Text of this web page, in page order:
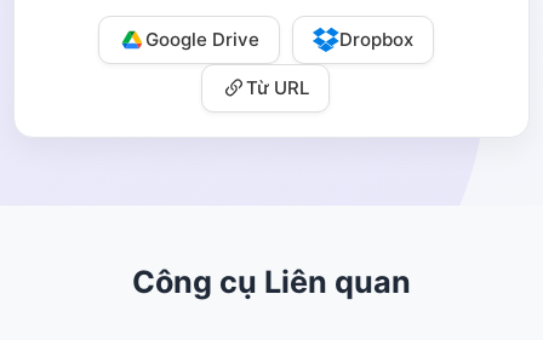
Google Drive Dropbox
Từ URL
Công cụ Liên quan